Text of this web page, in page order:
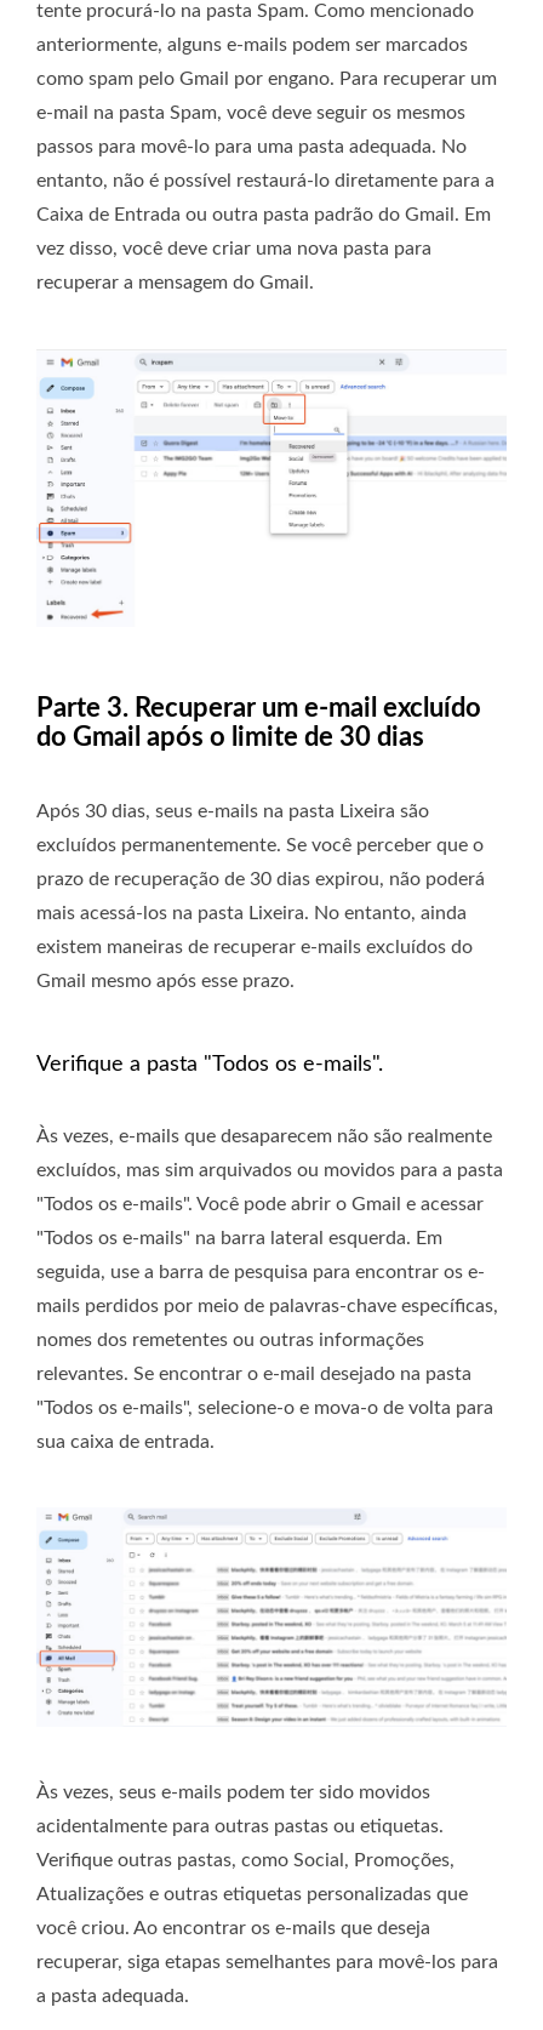
tente procurá-lo na pasta Spam. Como mencionado
anteriormente, alguns e-mails podem ser marcados
como spam pelo Gmail por engano. Para recuperar um
e-mail na pasta Spam, você deve seguir os mesmos
passos para movê-lo para uma pasta adequada. No
entanto, não é possível restaurá-lo diretamente para a
Caixa de Entrada ou outra pasta padrão do Gmail. Em
vez disso, você deve criar uma nova pasta para
recuperar a mensagem do Gmail.
Parte 3. Recuperar um e-mail excluído
do Gmail após o limite de 30 dias
Após 30 dias, seus e-mails na pasta Lixeira são
excluídos permanentemente. Se você perceber que o
prazo de recuperação de 30 dias expirou, não poderá
mais acessá-los na pasta Lixeira. No entanto, ainda
existem maneiras de recuperar e-mails excluídos do
Gmail mesmo após esse prazo.
Verifique a pasta "Todos os e-mails".
Às vezes, e-mails que desaparecem não são realmente
excluídos, mas sim arquivados ou movidos para a pasta
"Todos os e-mails". Você pode abrir o Gmail e acessar
"Todos os e-mails" na barra lateral esquerda. Em
seguida, use a barra de pesquisa para encontrar os e-
mails perdidos por meio de palavras-chave específicas,
nomes dos remetentes ou outras informações
relevantes. Se encontrar o e-mail desejado na pasta
"Todos os e-mails", selecione-o e mova-o de volta para
sua caixa de entrada.
Às vezes, seus e-mails podem ter sido movidos
acidentalmente para outras pastas ou etiquetas.
Verifique outras pastas, como Social, Promoções,
Atualizações e outras etiquetas personalizadas que
você criou. Ao encontrar os e-mails que deseja
recuperar, siga etapas semelhantes para movê-los para
a pasta adequada.